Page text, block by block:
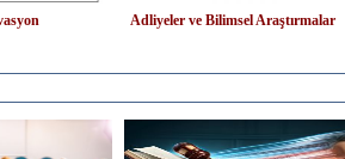
Adliyeler ve Bilimsel Araştırmalar